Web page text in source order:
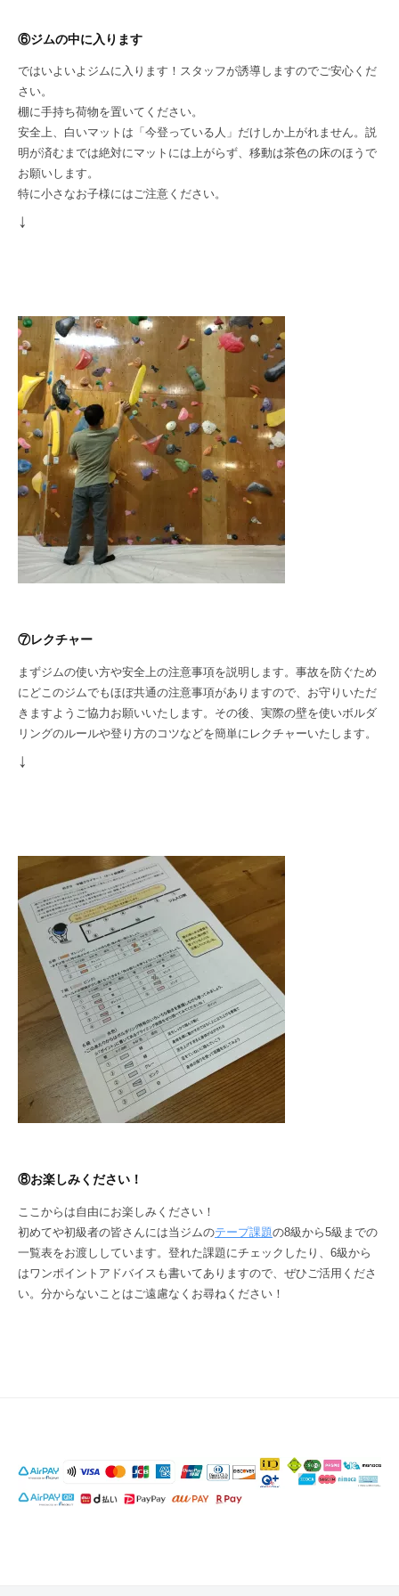
⑥ジムの中に入ります
ではいよいよジムに入ります！スタッフが誘導しますのでご安心くだ
さい。
棚に手持ち荷物を置いてください。
安全上、白いマットは「今登っている人」だけしか上がれません。説
明が済むまでは絶対にマットには上がらず、移動は茶色の床のほうで
お願いします。
特に小さなお子様にはご注意ください。
↓
⑦レクチャー
まずジムの使い方や安全上の注意事項を説明します。事故を防ぐため
にどこのジムでもほぼ共通の注意事項がありますので、お守りいただ
きますようご協力お願いいたします。その後、実際の壁を使いボルダ
リングのルールや登り方のコツなどを簡単にレクチャーいたします。
↓
⑧お楽しみください！
ここからは自由にお楽しみください！
初めてや初級者の皆さんには当ジムのテープ課題の8級から5級までの
一覧表をお渡ししています。登れた課題にチェックしたり、6級から
はワンポイントアドバイスも書いてありますので、ぜひご活用くださ
い。分からないことはご遠慮なくお尋ねください！